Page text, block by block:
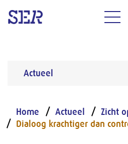
Actueel
Home Actueel Zicht
Dialoog krachtiger dan